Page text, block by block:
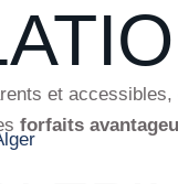
et accessibles,
forfaits